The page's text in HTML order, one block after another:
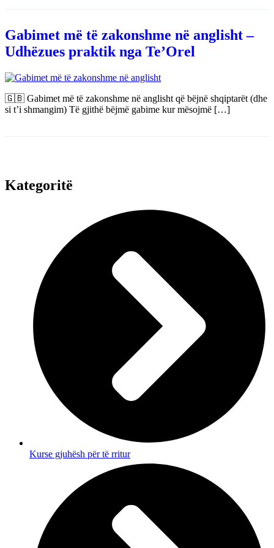
Gabimet më të zakonshme në anglisht –
Udhëzues praktik nga Te’Orel
🇬🇧 Gabimet më të zakonshme në anglisht që bëjnë shqiptarët (dhe
si t’i shmangim) Të gjithë bëjmë gabime kur mësojmë […]
Kategoritë
Kurse gjuhësh për të rritur